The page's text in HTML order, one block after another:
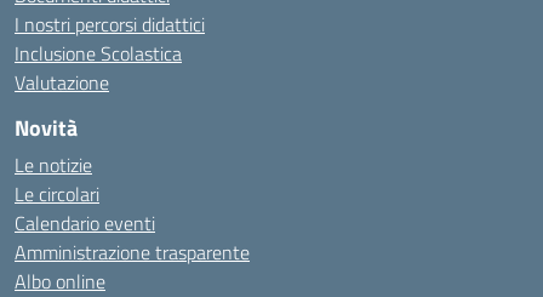
I nostri percorsi didattici
Inclusione Scolastica
Valutazione
Novità
Le notizie
Le circolari
Calendario eventi
Amministrazione trasparente
Albo online